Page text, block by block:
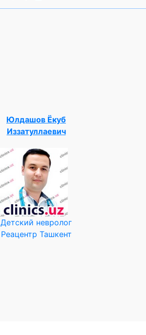
Юлдашов Ёкуб
Иззатуллаевич
Детский невролог
Реацентр Ташкент